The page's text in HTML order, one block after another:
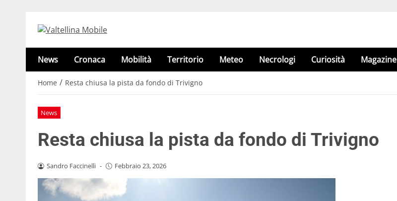
News Cronaca Mobilità Territorio Meteo Necrologi Curiosità Magazine
Home / Resta chiusa la pista da fondo di Trivigno
News
Resta chiusa la pista da fondo di Trivigno
Sandro Faccinelli - Febbraio 23, 2026